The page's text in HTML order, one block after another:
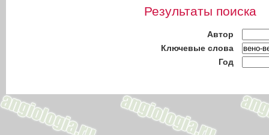
Результаты поиска
Автор
Ключевые слова
Год